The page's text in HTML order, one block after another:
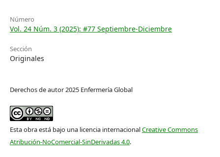
Número
Vol. 24 Núm. 3 (2025): #77 Septiembre-Diciembre
Sección
Originales
Derechos de autor 2025 Enfermería Global
Esta obra está bajo una licencia internacionalCreative Commons
Atribución-NoComercial-SinDerivadas 4.0.